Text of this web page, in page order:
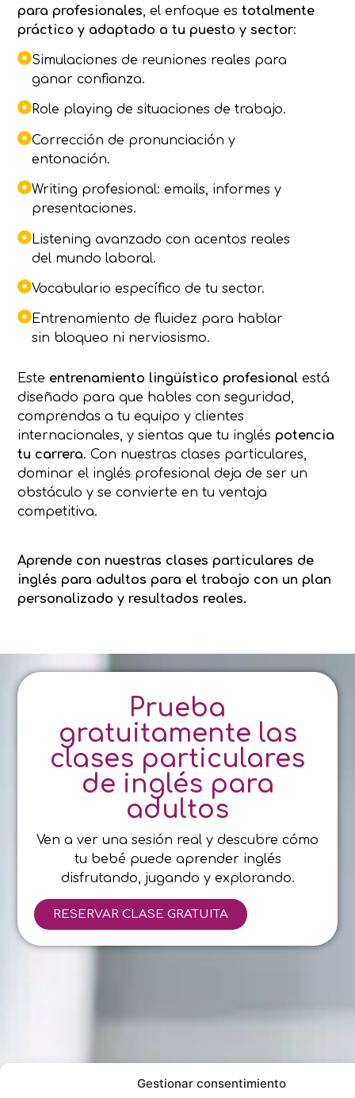
Gestionar consentimiento
para profesionales , el enfoque estotalmente
práctico y adaptado a tu puesto y sector:
Simulaciones de reuniones reales para
ganar confianza.
Role playing de situaciones de trabajo.
Corrección de pronunciación y
entonación.
Writing profesional: emails, informes y
presentaciones.
Listening avanzado con acentos reales
del mundo laboral.
Vocabulario específico de tu sector.
Entrenamiento de fluidez para hablar
sin bloqueo ni nerviosismo.
Este entrenamiento lingüístico profesional está
diseñado para que hables con seguridad,
comprendas a tu equipo y clientes
internacionales, y sientas que tu inglés potencia
tu carrera. Con nuestras clases particulares,
dominar el inglés profesional deja de ser un
obstáculo y se convierte en tu ventaja
competitiva.
Aprende con nuestras clases particulares de
inglés para adultos para el trabajo con un plan
personalizado y resultados reales.
Prueba
gratuitamente las
clases particulares
de inglés para
adultos
Ven a ver una sesión real y descubre cómo
tu bebé puede aprender inglés
disfrutando, jugando y explorando.
RESERVAR CLASE GRATUITA